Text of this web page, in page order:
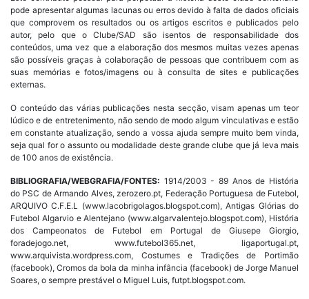
pode apresentar algumas lacunas ou erros devido à falta de dados oficiais
que comprovem os resultados ou os artigos escritos e publicados pelo
autor, pelo que o Clube/SAD são isentos de responsabilidade dos
conteúdos, uma vez que a elaboração dos mesmos muitas vezes apenas
são possíveis graças à colaboração de pessoas que contribuem com as
suas memórias e fotos/imagens ou à consulta de sites e publicações
externas.
O conteúdo das várias publicações nesta secção, visam apenas um teor
lúdico e de entretenimento, não sendo de modo algum vinculativas e estão
em constante atualização, sendo a vossa ajuda sempre muito bem vinda,
seja qual for o assunto ou modalidade deste grande clube que já leva mais
de 100 anos de existência.
BIBLIOGRAFIA/WEBGRAFIA/FONTES: 1914/2003 - 89 Anos de História
do PSC de Armando Alves, zerozero.pt, Federação Portuguesa de Futebol,
ARQUIVO C.F.E.L (www.lacobrigolagos.blogspot.com), Antigas Glórias do
Futebol Algarvio e Alentejano (www.algarvalentejo.blogspot.com), História
dos Campeonatos de Futebol em Portugal de Giusepe Giorgio,
foradejogo.net, www.futebol365.net, ligaportugal.pt,
www.arquivista.wordpress.com, Costumes e Tradições de Portimão
(facebook), Cromos da bola da minha infância (facebook) de Jorge Manuel
Soares, o sempre prestável o Miguel Luis, futpt.blogspot.com.